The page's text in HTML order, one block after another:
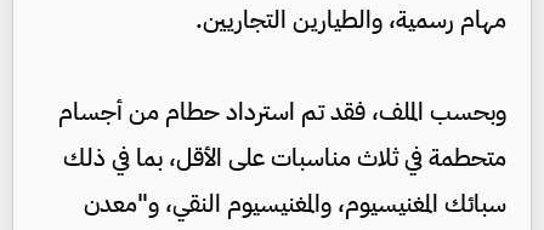
مهام رسمية، والطيارين التجاريين.
وبحسب الملف، فقد تم استرداد حطام من أجسام
متحطمة في ثلاث مناسبات على الأقل، بما في ذلك
سبائك المغنيسيوم، والمغنيسيوم النقي، و"معدن